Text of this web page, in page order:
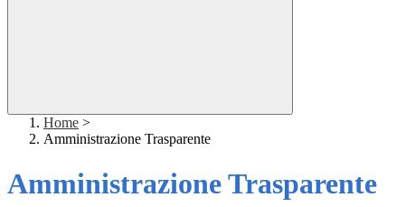
Home >
Amministrazione Trasparente
Amministrazione Trasparente